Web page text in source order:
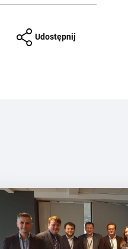
Udostępnij